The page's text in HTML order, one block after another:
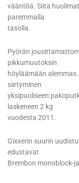
vääntöä. Siitä
paremmalla
tasolla.
Pyörän
pikkumuutoksin
höyläämään
siirtyminen
yksipuoliseen
laskeneen 2 kg
vuodesta 2011.
Gixxerin suurin
edustavat
Brembon monoblock-